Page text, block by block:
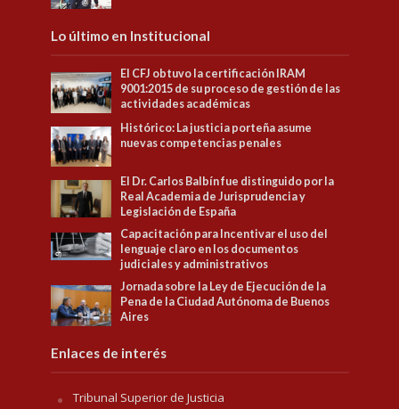
Lo último en Institucional
El CFJ obtuvo la certificación IRAM
9001:2015 de su proceso de gestión de las
actividades académicas
Histórico: La justicia porteña asume
nuevas competencias penales
El Dr. Carlos Balbín fue distinguido por la
Real Academia de Jurisprudencia y
Legislación de España
Capacitación para Incentivar el uso del
lenguaje claro en los documentos
judiciales y administrativos
Jornada sobre la Ley de Ejecución de la
Pena de la Ciudad Autónoma de Buenos
Aires
Enlaces de interés
Tribunal Superior de Justicia